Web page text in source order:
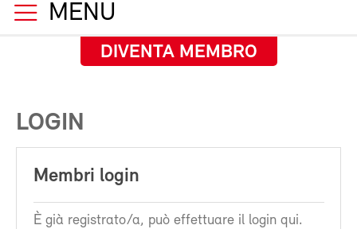
MENU
DIVENTA MEMBRO
LOGIN
Membri login
È già registrato/a, può effettuare il login qui.